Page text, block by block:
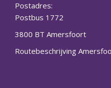
Postadres:
Postbus 1772
3800 BT Amersfoort
Routebeschrijving